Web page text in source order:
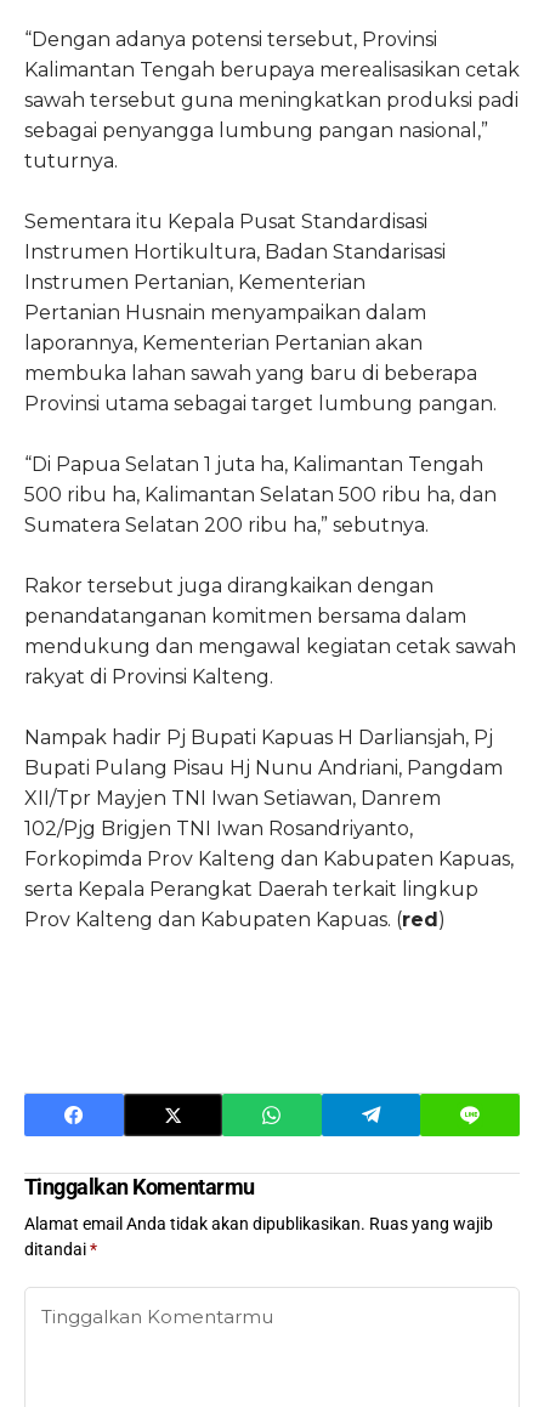
“Dengan adanya potensi tersebut, Provinsi
Kalimantan Tengah berupaya merealisasikan cetak
sawah tersebut guna meningkatkan produksi padi
sebagai penyangga lumbung pangan nasional,”
tuturnya.
Sementara itu Kepala Pusat Standardisasi
Instrumen Hortikultura, Badan Standarisasi
Instrumen Pertanian, Kementerian
Pertanian Husnain menyampaikan dalam
laporannya, Kementerian Pertanian akan
membuka lahan sawah yang baru di beberapa
Provinsi utama sebagai target lumbung pangan.
“Di Papua Selatan 1 juta ha, Kalimantan Tengah
500 ribu ha, Kalimantan Selatan 500 ribu ha, dan
Sumatera Selatan 200 ribu ha,” sebutnya.
Rakor tersebut juga dirangkaikan dengan
penandatanganan komitmen bersama dalam
mendukung dan mengawal kegiatan cetak sawah
rakyat di Provinsi Kalteng.
Nampak hadir Pj Bupati Kapuas H Darliansjah, Pj
Bupati Pulang Pisau Hj Nunu Andriani, Pangdam
XII/Tpr Mayjen TNI Iwan Setiawan, Danrem
102/Pjg Brigjen TNI Iwan Rosandriyanto,
Forkopimda Prov Kalteng dan Kabupaten Kapuas,
serta Kepala Perangkat Daerah terkait lingkup
Prov Kalteng dan Kabupaten Kapuas. (red)
Tinggalkan Komentarmu
Alamat email Anda tidak akan dipublikasikan. Ruas yang wajib
ditandai*